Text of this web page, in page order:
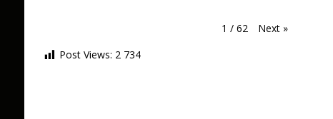
1 / 62 Next »
Post Views: 2 734